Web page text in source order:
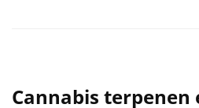
Cannabis terpenen